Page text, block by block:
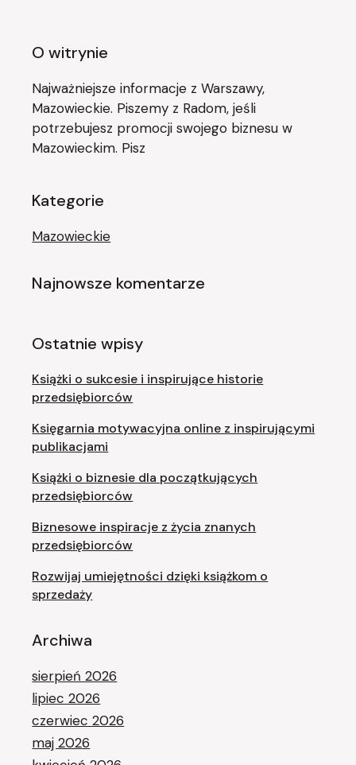
O witrynie
Najważniejsze informacje z Warszawy,
Mazowieckie. Piszemy z Radom, jeśli
potrzebujesz promocji swojego biznesu w
Mazowieckim. Pisz
Kategorie
Mazowieckie
Najnowsze komentarze
Ostatnie wpisy
Książki o sukcesie i inspirujące historie
przedsiębiorców
Księgarnia motywacyjna online z inspirującymi
publikacjami
Książki o biznesie dla początkujących
przedsiębiorców
Biznesowe inspiracje z życia znanych
przedsiębiorców
Rozwijaj umiejętności dzięki książkom o
sprzedaży
Archiwa
sierpień 2026
lipiec 2026
czerwiec 2026
maj 2026